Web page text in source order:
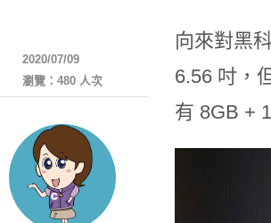
向來對黑
6.56 吋，
有 8GB +
2020/07/09
瀏覽：480 人次